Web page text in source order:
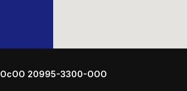
ОсОО 20995-3300-ООО